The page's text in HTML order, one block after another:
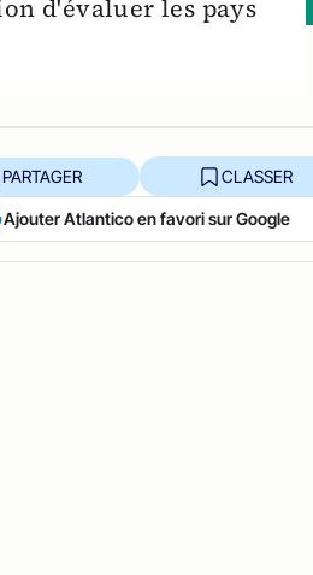
d'évaluer les pays
PARTAGER CLASSER
Ajouter Atlantico en favori sur Google